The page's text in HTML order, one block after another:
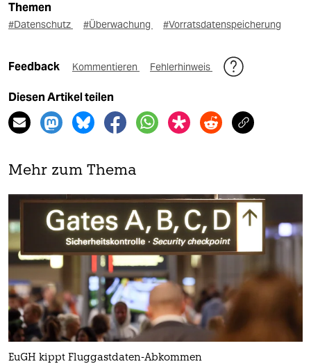
Themen
#Datenschutz #Überwachung #Vorratsdatenspeicherung
Feedback Kommentieren Fehlerhinweis
Diesen Artikel teilen
Mehr zum Thema
EuGH kippt Fluggastdaten-Abkommen